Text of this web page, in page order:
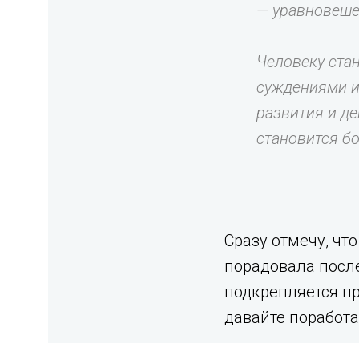
—
Человеку
суждениями
развития и
становится
Сразу отмечу,
порадовала
подкрепляется
давайте